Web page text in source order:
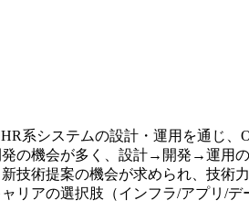
系システムの設計・運用を通じ
の機会が多く、設計→開発→運用
技術提案の機会が求められ、技術
リアの選択肢（インフラ/アプリ/